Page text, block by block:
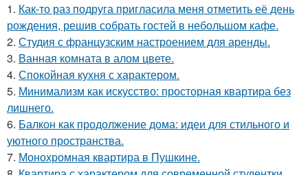
1. Как-то раз подруга пригласила меня отметить её день
рождения, решив собрать гостей в небольшом кафе.
2. Студия с французским настроением для аренды.
3. Ванная комната в алом цвете.
4. Спокойная кухня с характером.
5. Минимализм как искусство: просторная квартира без
лишнего.
6. Балкон как продолжение дома: идеи для стильного и
уютного пространства.
7. Монохромная квартира в Пушкине.